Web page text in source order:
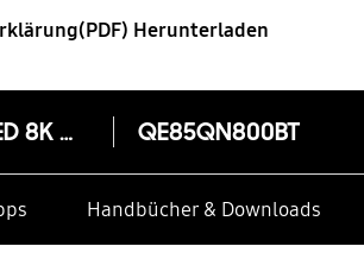
Herunterladen
85" Neo QLED 8K QN800B (2022) QE85QN800BT
Handbücher & Downloads